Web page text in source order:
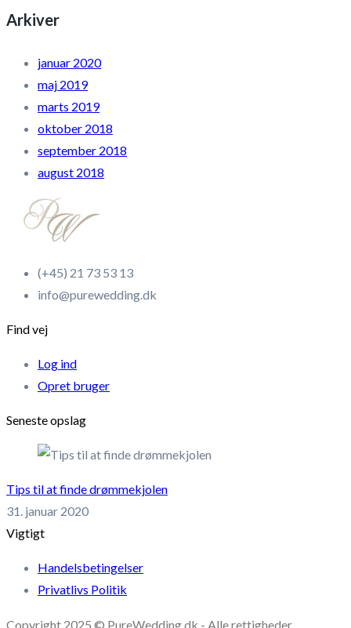
Arkiver
januar 2020
maj 2019
marts 2019
oktober 2018
september 2018
august 2018
(+45) 21 73 53 13
info@purewedding.dk
Find vej
Log ind
Opret bruger
Seneste opslag
Tips til at finde drømmekjolen
31. januar 2020
Vigtigt
Handelsbetingelser
Privatlivs Politik
Copyright 2025 © PureWedding.dk - Alle rettigheder